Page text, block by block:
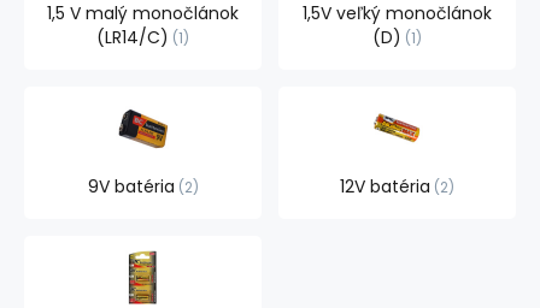
1,5 V malý monočlánok
(LR14/C) 1
1,5V veľký monočlánok
(D) 1
9V batéria 2 12V batéria 2